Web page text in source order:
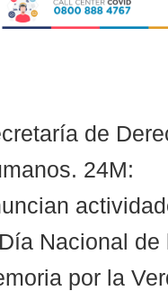
con discapacidad
de
24M:
Nacional de
por la